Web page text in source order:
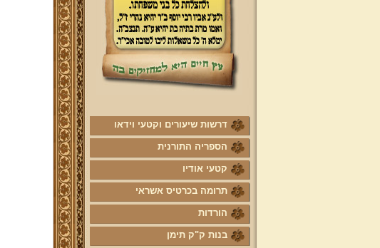
דרשות שיעורים וקטעי וידאו
הספריה התורנית
קטעי אודיו
תרומה בכרטיס אשראי
הורדות
בנות ק"ק תימן